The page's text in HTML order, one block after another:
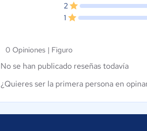
2
1
0 Opiniones | Figuro
No se han publicado reseñas todavía
¿Quieres ser la primera persona en